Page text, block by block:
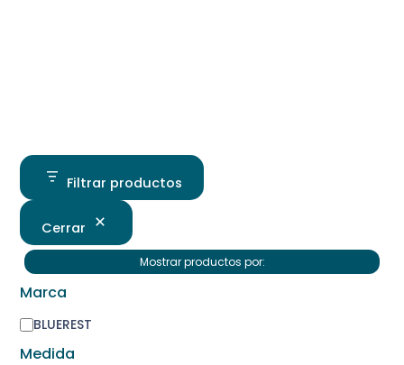
Filtrar productos
Cerrar
Mostrar productos por:
Marca
BLUEREST
Medida